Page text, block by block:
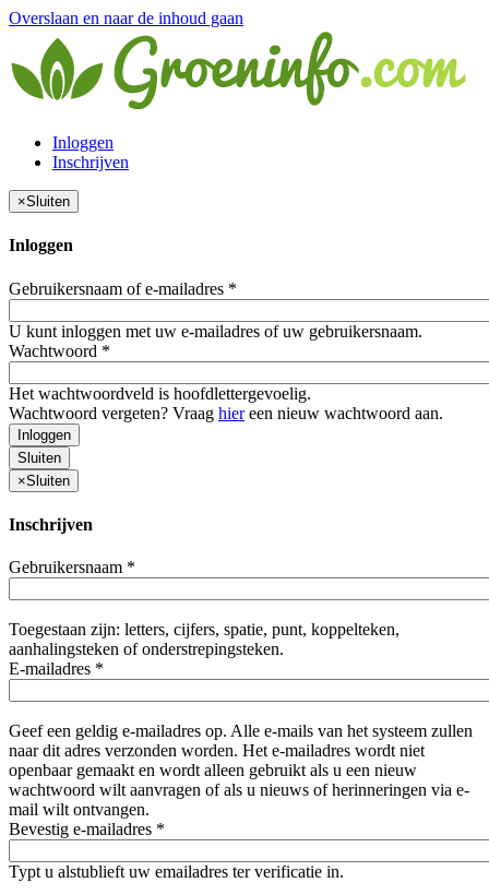
Overslaan en naar de inhoud gaan
Inloggen
Inschrijven
×Sluiten
Inloggen
Gebruikersnaam of e-mailadres *
U kunt inloggen met uw e-mailadres of uw gebruikersnaam.
Wachtwoord *
Het wachtwoordveld is hoofdlettergevoelig.
Wachtwoord vergeten? Vraag hiereen nieuw wachtwoord aan.
Inloggen
Sluiten
×Sluiten
Inschrijven
Gebruikersnaam *
Toegestaan zijn: letters, cijfers, spatie, punt, koppelteken,
aanhalingsteken of onderstrepingsteken.
E-mailadres *
Geef een geldig e-mailadres op. Alle e-mails van het systeem zullen
naar dit adres verzonden worden. Het e-mailadres wordt niet
openbaar gemaakt en wordt alleen gebruikt als u een nieuw
wachtwoord wilt aanvragen of als u nieuws of herinneringen via e-
mail wilt ontvangen.
Bevestig e-mailadres *
Typt u alstublieft uw emailadres ter verificatie in.